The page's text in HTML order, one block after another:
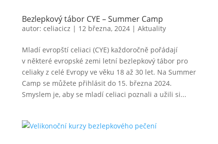
Bezlepkový tábor CYE – Summer Camp
autor: celiacicz | 12 března, 2024| Aktuality
Mladí evropští celiaci (CYE) každoročně pořádají
v některé evropské zemi letní bezlepkový tábor pro
celiaky z celé Evropy ve věku 18 až 30 let. Na Summer
Camp se můžete přihlásit do 15. března 2024.
Smyslem je, aby se mladí celiaci poznali a užili si...